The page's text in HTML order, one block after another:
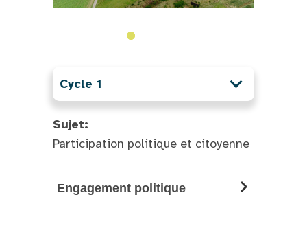
Cycle 1
Sujet:
Participation politique et citoyenne
Engagement politique